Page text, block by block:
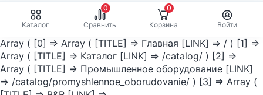
Каталог
0
Сравнить
0
Корзина
Войти
Array ( [0] => Array ( [TITLE] => Главная [LINK] => / ) [1] =>
Array ( [TITLE] => Каталог [LINK] => /catalog/ ) [2] =>
Array ( [TITLE] => Промышленное оборудование [LINK]
=> /catalog/promyshlennoe_oborudovanie/ ) [3] => Array (